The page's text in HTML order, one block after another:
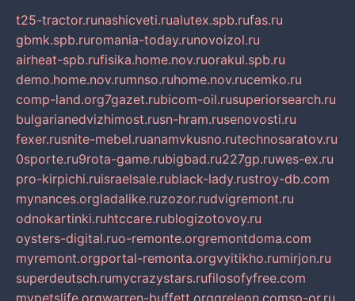
t25-tractor.runashicveti.rualutex.spb.rufas.ru
gbmk.spb.ruromania-today.runovoizol.ru
airheat-spb.rufisika.home.nov.ruorakul.spb.ru
demo.home.nov.rumnso.ruhome.nov.rucemko.ru
comp-land.org7gazet.rubicom-oil.rusuperiorsearch.ru
bulgarianedvizhimost.rusn-hram.rusenovosti.ru
fexer.rusnite-mebel.ruanamvkusno.rutechnosaratov.ru
0sporte.ru9rota-game.rubigbad.ru227gp.ruwes-ex.ru
pro-kirpichi.ruisraelsale.rublack-lady.rustroy-db.com
mynances.orgladalike.ruzozor.rudvigremont.ru
odnokartinki.ruhtccare.rublogizotovoy.ru
oysters-digital.ruo-remonte.orgremontdoma.com
myremont.orgportal-remonta.orgvyitikho.rumirjon.ru
superdeutsch.rumycrazystars.rufilosofyfree.com
mypetslife.orgwarren-buffett.orggreleon.comsp-or.ru